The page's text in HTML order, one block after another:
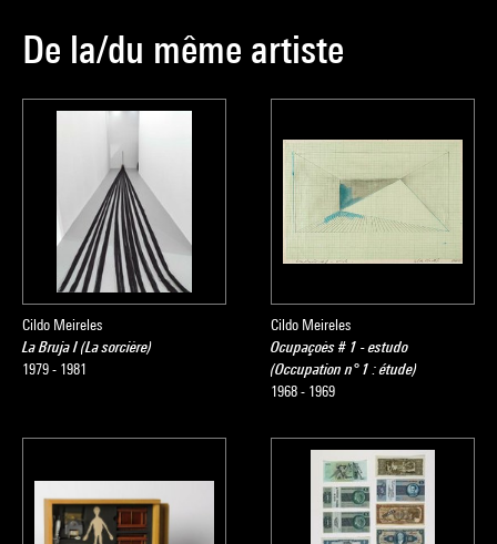
De la/du même artiste
Cildo Meireles
La Bruja I (La sorcière)
1979 - 1981
Cildo Meireles
Ocupaçoès # 1 - estudo
(Occupation n° 1 : étude)
1968 - 1969